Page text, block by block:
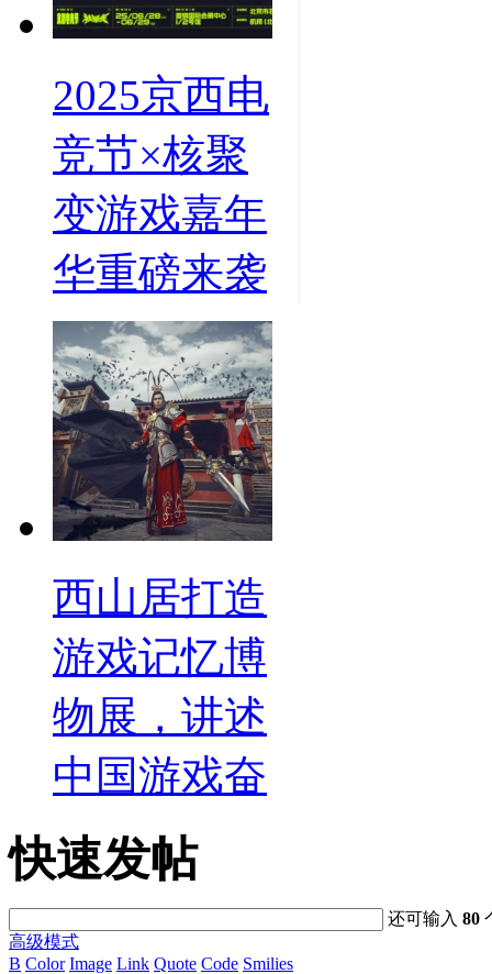
2025京西电
竞节×核聚
变游戏嘉年
华重磅来袭
西山居打造
游戏记忆博
物展，讲述
中国游戏奋
快速发帖
还可输入80
高级模式
B Color Image Link Quote Code Smilies